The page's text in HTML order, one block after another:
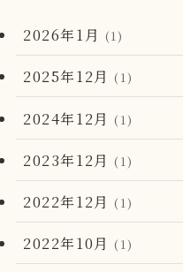
2026年1月 (1)
2025年12月 (1)
2024年12月 (1)
2023年12月 (1)
2022年12月 (1)
2022年10月 (1)